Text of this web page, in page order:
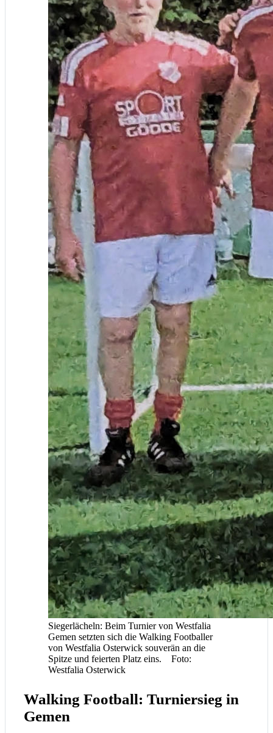
Siegerlächeln: Beim Turnier von Westfalia
Gemen setzten sich die Walking Footballer
von Westfalia Osterwick souverän an die
Spitze und feierten Platz eins. Foto:
Westfalia Osterwick
Walking Football: Turniersieg in
Gemen